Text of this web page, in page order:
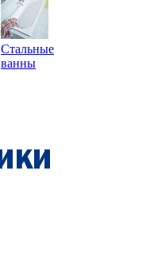
Стальные
ванны